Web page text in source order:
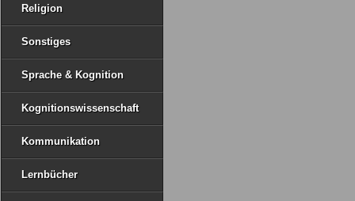
Religion
Sonstiges
Sprache & Kognition
Kognitionswissenschaft
Kommunikation
Lernbücher